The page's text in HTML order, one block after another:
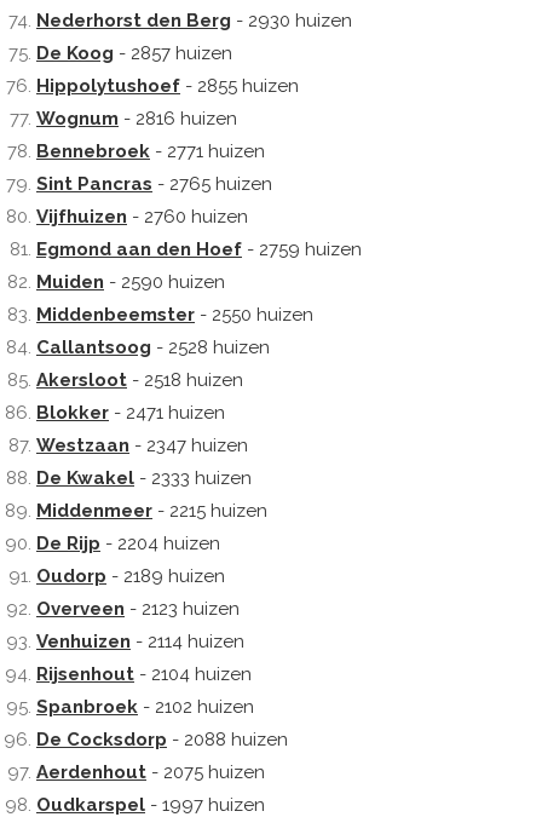
Nederhorst den Berg - 2930 huizen
De Koog - 2857 huizen
Hippolytushoef - 2855 huizen
Wognum - 2816 huizen
Bennebroek - 2771 huizen
Sint Pancras - 2765 huizen
Vijfhuizen - 2760 huizen
Egmond aan den Hoef - 2759 huizen
Muiden - 2590 huizen
Middenbeemster - 2550 huizen
Callantsoog - 2528 huizen
Akersloot - 2518 huizen
Blokker - 2471 huizen
Westzaan - 2347 huizen
De Kwakel - 2333 huizen
Middenmeer - 2215 huizen
De Rijp - 2204 huizen
Oudorp - 2189 huizen
Overveen - 2123 huizen
Venhuizen - 2114 huizen
Rijsenhout - 2104 huizen
Spanbroek - 2102 huizen
De Cocksdorp - 2088 huizen
Aerdenhout - 2075 huizen
Oudkarspel - 1997 huizen